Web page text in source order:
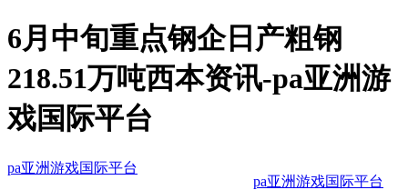
6月中旬重点钢企日产粗钢
218.51万吨西本资讯-pa亚洲游
戏国际平台
pa亚洲游戏国际平台
pa亚洲游戏国际平台